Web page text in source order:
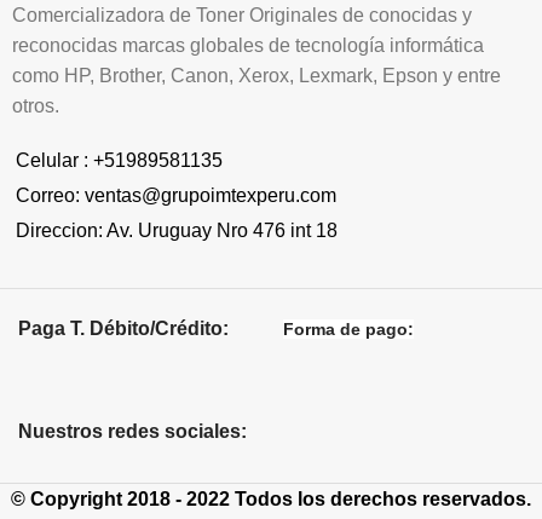
Comercializadora de Toner Originales de conocidas y
reconocidas marcas globales de tecnología informática
como HP, Brother, Canon, Xerox, Lexmark, Epson y entre
otros.
Celular : +51989581135
Correo: ventas@grupoimtexperu.com
Direccion: Av. Uruguay Nro 476 int 18
Paga T. Débito/Crédito: Forma de pago:
Nuestros redes sociales:
© Copyright 2018 - 2022 Todos los derechos reservados.